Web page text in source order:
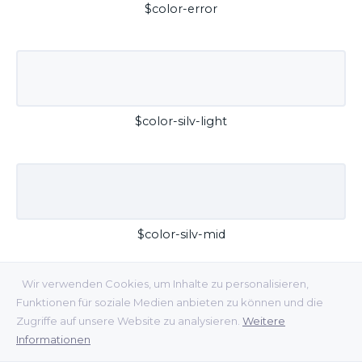
Wir verwenden Cookies, um Inhalte zu personalisieren,
Funktionen für soziale Medien anbieten zu können und die
Zugriffe auf unsere Website zu analysieren. Weitere
Informationen
$color-error
$color-silv-light
$color-silv-mid